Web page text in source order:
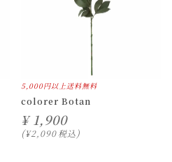
5,000円以上送料無料
colorer Botan
¥ 1,900
¥2,090税込